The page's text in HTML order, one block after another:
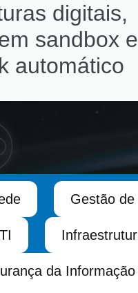
digitais,
sandbox e
automático
Gestão de
da Informação